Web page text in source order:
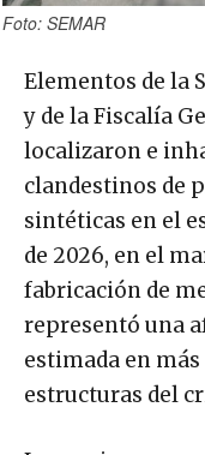
Foto: SEMAR
Elementos de la
y de la Fiscalía
localizaron e
clandestinos de
sintéticas en el
de 2026, en el
fabricación de
representó una
estimada en
estructuras del